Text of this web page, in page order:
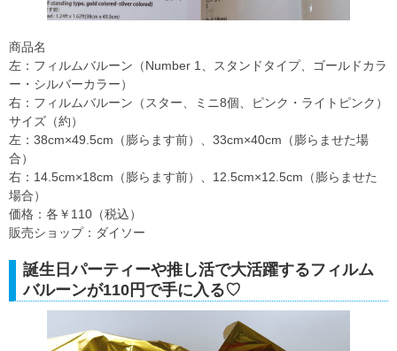
商品名
左：フィルムバルーン（Number 1、スタンドタイプ、ゴールドカラ
ー・シルバーカラー）
右：フィルムバルーン（スター、ミニ8個、ピンク・ライトピンク）
サイズ（約）
左：38cm×49.5cm（膨らます前）、33cm×40cm（膨らませた場
合）
右：14.5cm×18cm（膨らます前）、12.5cm×12.5cm（膨らませた
場合）
価格：各￥110（税込）
販売ショップ：ダイソー
誕生日パーティーや推し活で大活躍するフィルム
バルーンが110円で手に入る♡